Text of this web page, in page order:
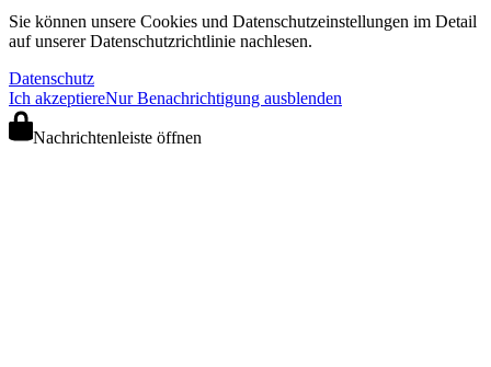
Sie können unsere Cookies und Datenschutzeinstellungen im Detail
auf unserer Datenschutzrichtlinie nachlesen.
Datenschutz
Ich akzeptiereNur Benachrichtigung ausblenden
Nachrichtenleiste öffnen